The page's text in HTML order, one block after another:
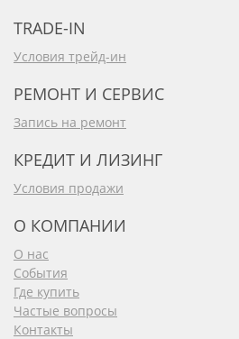
TRADE-IN
Условия трейд-ин
РЕМОНТ И СЕРВИС
Запись на ремонт
КРЕДИТ И ЛИЗИНГ
Условия продажи
О КОМПАНИИ
О нас
События
Где купить
Частые вопросы
Контакты